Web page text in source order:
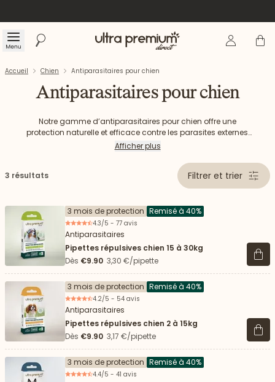
Menu Rechercher Accueil Se Panier
Accueil Chien Antiparasitaires pour chien
Antiparasitaires pour chien
Notre gamme d’antiparasitaires pour chien offre une
protection naturelle et efficace contre les parasites externes
comme les puces, les tiques et les moustiques. Notre formule
reconnue pour son efficacité tout en respectant la sensibilité
de votre chien, pour le protéger au quotidien. 3 formats sont
proposés, pour les chiens de petite, moyenne et grande taille,
optimale.
Afficher plus
3 résultats Filtrer et trier
3 mois de protection Remisé à 40%
4.3/5 - 77 avis
Antiparasitaires
Pipettes répulsives chien 15 à 30kg
Dès €9.90 3,30 €/pipette Voir
3 mois de protection Remisé à 40%
4.2/5 - 54 avis
Antiparasitaires
Pipettes répulsives chien 2 à 15kg
Dès €9.90 3,17 €/pipette Voir
3 mois de protection Remisé à 40%
4.4/5 - 41 avis